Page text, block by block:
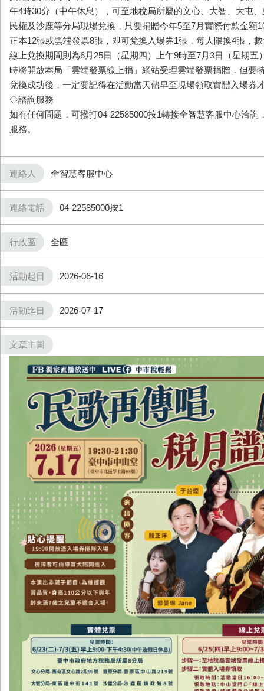
午4時30分（中午休息），可至地稅局所屬的文心、大智、大屯
民權及沙鹿等分局現場兌換，只要捐贈今年5至7月實際付款金額
正本12張或雲端發票8張，即可兌換入場券1張，每人限換4張，
線上兌換期間則為6月25日（星期四）上午9時至7月3日（星期五
時將開放本局「雲端發票線上捐」網站受理雲端發票捐贈，但要
兌換成功後，一定要記得在活動當天儘早至現場領取實體入場券
◇諮詢服務
如有任何問題，可撥打04-22585000按1轉接全智慧客服中心洽詢
服務。
連絡人 全智慧客服中心
連絡電話 04-22585000按1
行政區 全區
活動起日 2026-06-16
活動迄日 2026-07-17
文章主圖